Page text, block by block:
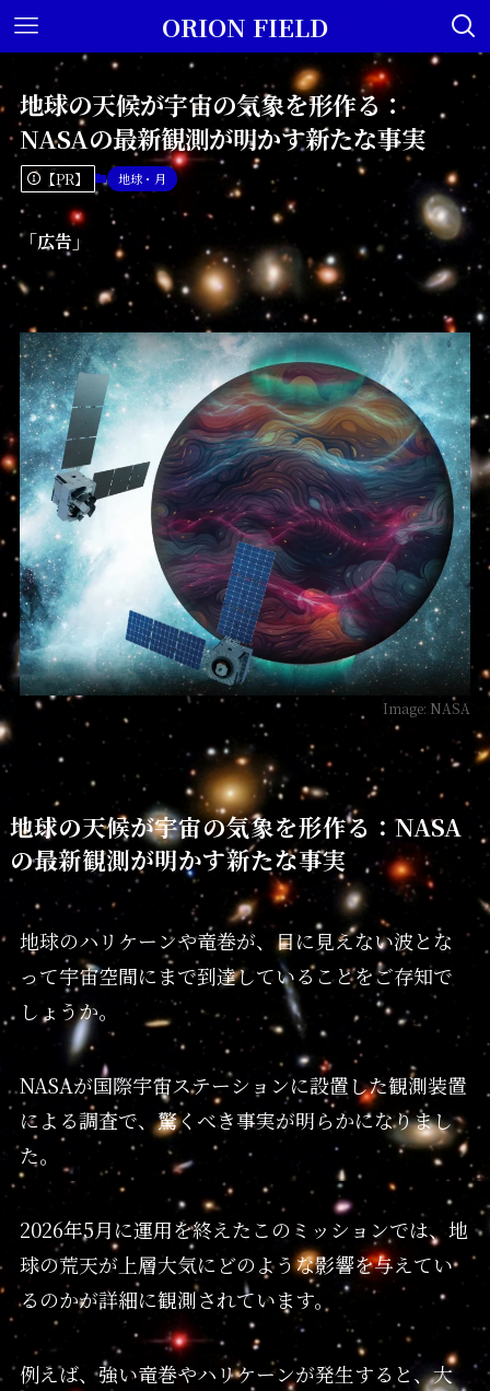
ORION FIELD
地球の天候が宇宙の気象を形作る：
NASAの最新観測が明かす新たな事実
【PR】 地球・月
「広告」
Image: NASA
地球の天候が宇宙の気象を形作る：NASA
の最新観測が明かす新たな事実
地球のハリケーンや竜巻が、目に見えない波とな
って宇宙空間にまで到達していることをご存知で
しょうか。
NASAが国際宇宙ステーションに設置した観測装置
による調査で、驚くべき事実が明らかになりまし
た。
2026年5月に運用を終えたこのミッションでは、地
球の荒天が上層大気にどのような影響を与えてい
るのかが詳細に観測されています。
例えば、強い竜巻やハリケーンが発生すると、大